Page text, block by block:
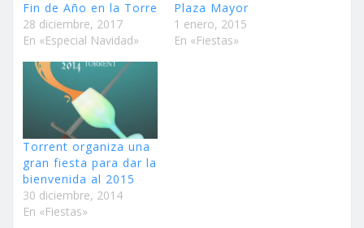
Fin de Año en la Torre
28 diciembre, 2017
En «Especial Navidad»
Plaza Mayor
1 enero, 2015
En «Fiestas»
Torrent organiza una
gran fiesta para dar la
bienvenida al 2015
30 diciembre, 2014
En «Fiestas»